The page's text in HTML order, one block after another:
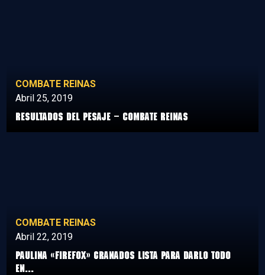
COMBATE REINAS
Abril 25, 2019
Resultados del Pesaje – Combate Reinas
COMBATE REINAS
Abril 22, 2019
Paulina «Firefox» Granados lista para darlo todo
en...